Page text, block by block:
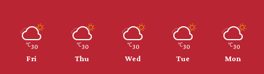
30
℃
Mon
30
℃
Tue
30
℃
Wed
30
℃
Thu
30
℃
Fri